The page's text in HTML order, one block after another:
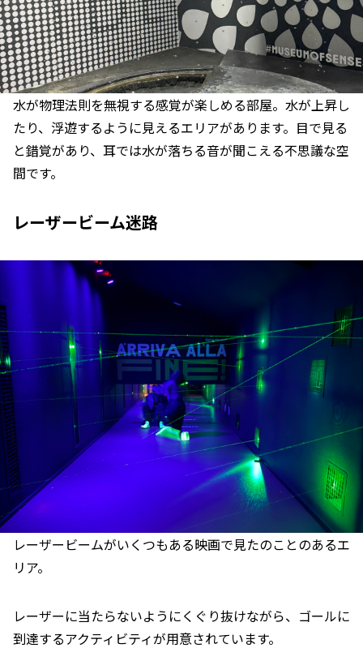
水が物理法則を無視する感覚が楽しめる部屋。水が上昇し
たり、浮遊するように見えるエリアがあります。目で見る
と錯覚があり、耳では水が落ちる音が聞こえる不思議な空
間です。
レーザービーム迷路
レーザービームがいくつもある映画で見たのことのあるエ
リア。
レーザーに当たらないようにくぐり抜けながら、ゴールに
到達するアクティビティが用意されています。